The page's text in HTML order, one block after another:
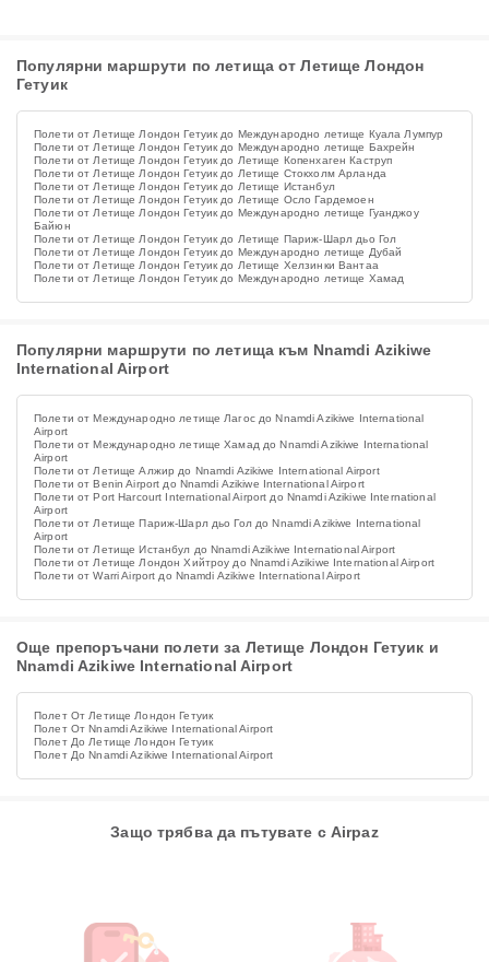
Популярни маршрути по летища от Летище Лондон
Гетуик
Полети от Летище Лондон Гетуик до Международно летище Куала Лумпур
Полети от Летище Лондон Гетуик до Международно летище Бахрейн
Полети от Летище Лондон Гетуик до Летище Копенхаген Каструп
Полети от Летище Лондон Гетуик до Летище Стокхолм Арланда
Полети от Летище Лондон Гетуик до Летище Истанбул
Полети от Летище Лондон Гетуик до Летище Осло Гардемоен
Полети от Летище Лондон Гетуик до Международно летище Гуанджоу
Байюн
Полети от Летище Лондон Гетуик до Летище Париж-Шарл дьо Гол
Полети от Летище Лондон Гетуик до Международно летище Дубай
Полети от Летище Лондон Гетуик до Летище Хелзинки Вантаа
Полети от Летище Лондон Гетуик до Международно летище Хамад
Популярни маршрути по летища към Nnamdi Azikiwe
International Airport
Полети от Международно летище Лагос до Nnamdi Azikiwe International
Airport
Полети от Международно летище Хамад до Nnamdi Azikiwe International
Airport
Полети от Летище Алжир до Nnamdi Azikiwe International Airport
Полети от Benin Airport до Nnamdi Azikiwe International Airport
Полети от Port Harcourt International Airport до Nnamdi Azikiwe International
Airport
Полети от Летище Париж-Шарл дьо Гол до Nnamdi Azikiwe International
Airport
Полети от Летище Истанбул до Nnamdi Azikiwe International Airport
Полети от Летище Лондон Хийтроу до Nnamdi Azikiwe International Airport
Полети от Warri Airport до Nnamdi Azikiwe International Airport
Още препоръчани полети за Летище Лондон Гетуик и
Nnamdi Azikiwe International Airport
Полет От Летище Лондон Гетуик
Полет От Nnamdi Azikiwe International Airport
Полет До Летище Лондон Гетуик
Полет До Nnamdi Azikiwe International Airport
Защо трябва да пътувате с Airpaz